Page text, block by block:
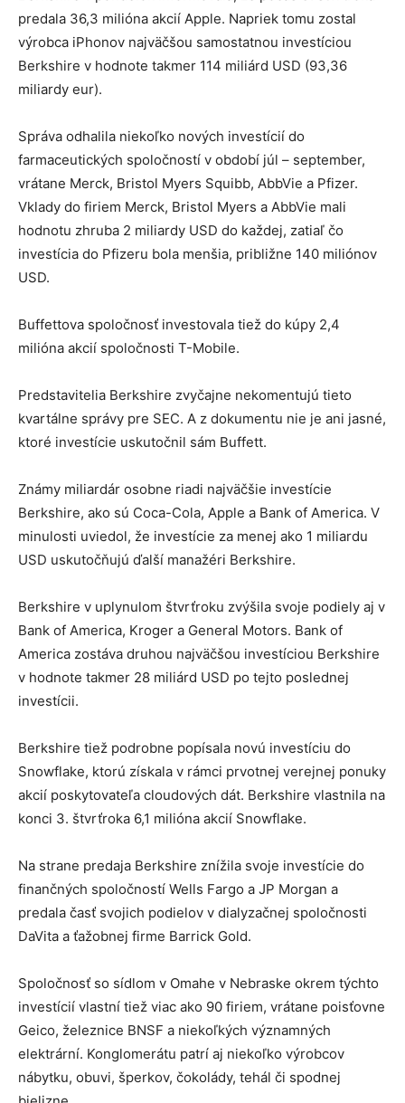
predala 36,3 milióna akcií Apple. Napriek tomu zostal
výrobca iPhonov najväčšou samostatnou investíciou
Berkshire v hodnote takmer 114 miliárd USD (93,36
miliardy eur).
Správa odhalila niekoľko nových investícií do
farmaceutických spoločností v období júl – september,
vrátane Merck, Bristol Myers Squibb, AbbVie a Pfizer.
Vklady do firiem Merck, Bristol Myers a AbbVie mali
hodnotu zhruba 2 miliardy USD do každej, zatiaľ čo
investícia do Pfizeru bola menšia, približne 140 miliónov
USD.
Buffettova spoločnosť investovala tiež do kúpy 2,4
milióna akcií spoločnosti T-Mobile.
Predstavitelia Berkshire zvyčajne nekomentujú tieto
kvartálne správy pre SEC. A z dokumentu nie je ani jasné,
ktoré investície uskutočnil sám Buffett.
Známy miliardár osobne riadi najväčšie investície
Berkshire, ako sú Coca-Cola, Apple a Bank of America. V
minulosti uviedol, že investície za menej ako 1 miliardu
USD uskutočňujú ďalší manažéri Berkshire.
Berkshire v uplynulom štvrťroku zvýšila svoje podiely aj v
Bank of America, Kroger a General Motors. Bank of
America zostáva druhou najväčšou investíciou Berkshire
v hodnote takmer 28 miliárd USD po tejto poslednej
investícii.
Berkshire tiež podrobne popísala novú investíciu do
Snowflake, ktorú získala v rámci prvotnej verejnej ponuky
akcií poskytovateľa cloudových dát. Berkshire vlastnila na
konci 3. štvrťroka 6,1 milióna akcií Snowflake.
Na strane predaja Berkshire znížila svoje investície do
finančných spoločností Wells Fargo a JP Morgan a
predala časť svojich podielov v dialyzačnej spoločnosti
DaVita a ťažobnej firme Barrick Gold.
Spoločnosť so sídlom v Omahe v Nebraske okrem týchto
investícií vlastní tiež viac ako 90 firiem, vrátane poisťovne
Geico, železnice BNSF a niekoľkých významných
elektrární. Konglomerátu patrí aj niekoľko výrobcov
nábytku, obuvi, šperkov, čokolády, tehál či spodnej